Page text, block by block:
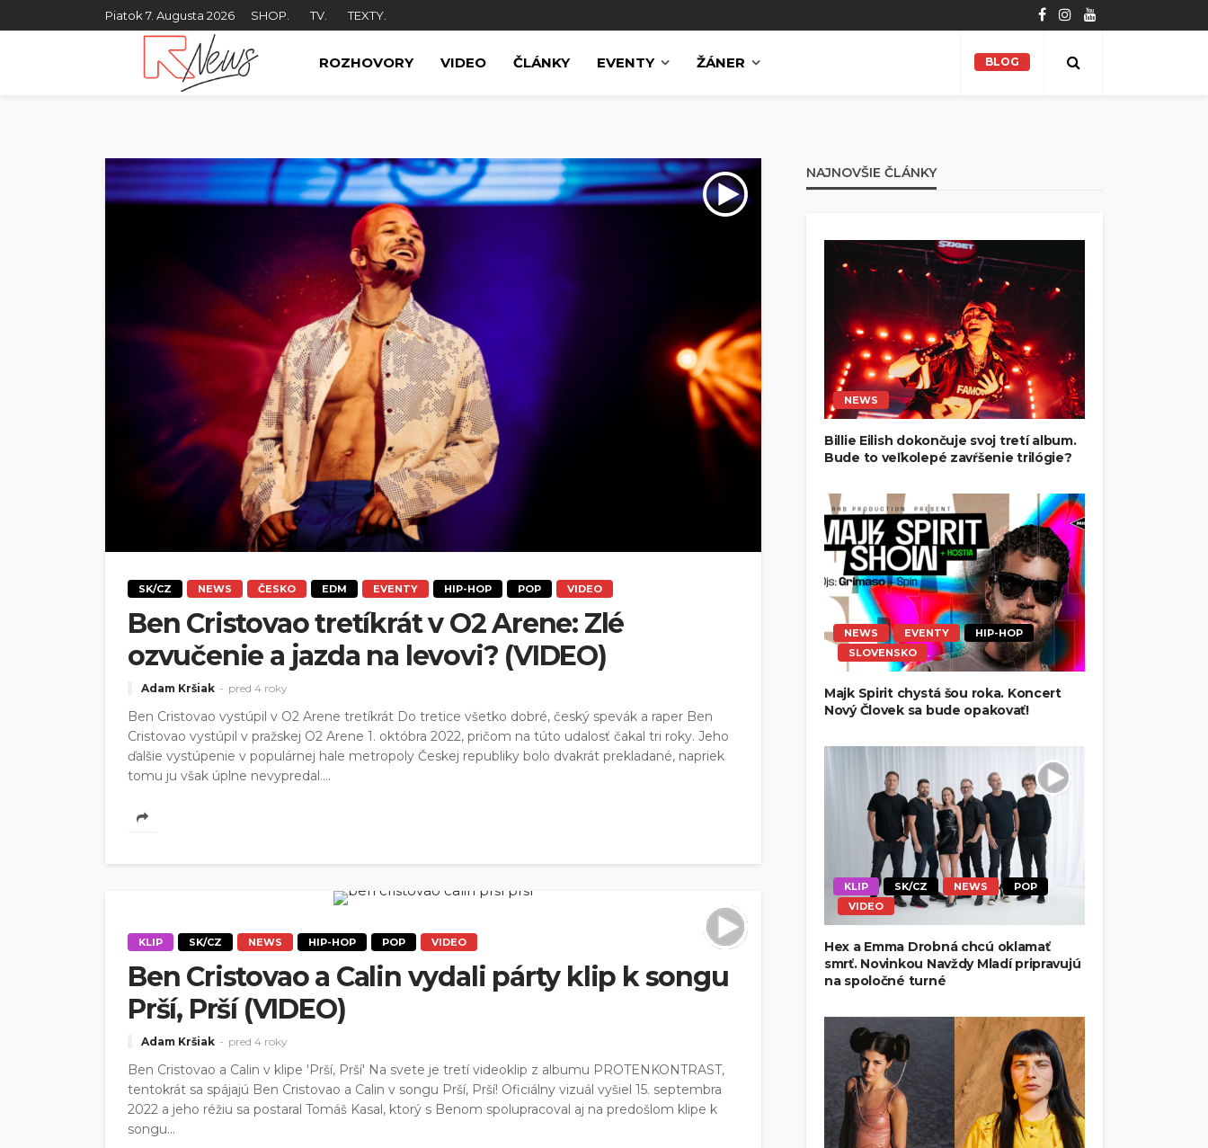
Piatok 7. Augusta 2026 SHOP. TV. TEXTY.
ROZHOVORY VIDEO ČLÁNKY EVENTY ŽÁNER BLOG
SK/CZ NEWS ČESKO EDM EVENTY HIP-HOP POP VIDEO
Ben Cristovao tretíkrát v O2 Arene: Zlé
ozvučenie a jazda na levovi? (VIDEO)
Adam Kršiak pred 4 roky
Ben Cristovao vystúpil v O2 Arene tretíkrát Do tretice všetko dobré, český spevák a raper Ben
Cristovao vystúpil v pražskej O2 Arene 1. októbra 2022, pričom na túto udalosť čakal tri roky. Jeho
ďalšie vystúpenie v populárnej hale metropoly Českej republiky bolo dvakrát prekladané, napriek
tomu ju však úplne nevypredal....
KLIP SK/CZ NEWS HIP-HOP POP VIDEO
Ben Cristovao a Calin vydali párty klip k songu
Prší, Prší (VIDEO)
Adam Kršiak pred 4 roky
Ben Cristovao a Calin v klipe 'Prší, Prší' Na svete je tretí videoklip z albumu PROTENKONTRAST,
tentokrát sa spájajú Ben Cristovao a Calin v songu Prší, Prší! Oficiálny vizuál vyšiel 15. septembra
2022 a jeho réžiu sa postaral Tomáš Kasal, ktorý s Benom spolupracoval aj na predošlom klipe k
songu...
NAJNOVŠIE ČLÁNKY
NEWS
Billie Eilish dokončuje svoj tretí album.
Bude to veľkolepé zavŕšenie trilógie?
NEWS EVENTY
HIP-HOP
SLOVENSKO
Majk Spirit chystá šou roka. Koncert
Nový Človek sa bude opakovať!
KLIP SK/CZ NEWS
POP
VIDEO
Hex a Emma Drobná chcú oklamať
smrť. Novinkou Navždy Mladí pripravujú
na spoločné turné